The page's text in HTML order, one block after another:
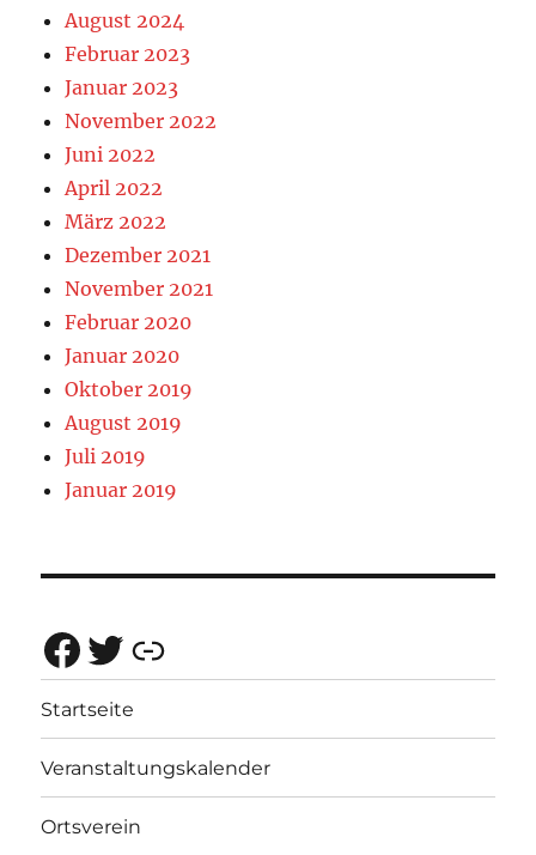
August 2024
Februar 2023
Januar 2023
November 2022
Juni 2022
April 2022
März 2022
Dezember 2021
November 2021
Februar 2020
Januar 2020
Oktober 2019
August 2019
Juli 2019
Januar 2019
Facebook
Twitter
Rotes Netz Bayern
Startseite
Veranstaltungskalender
Ortsverein